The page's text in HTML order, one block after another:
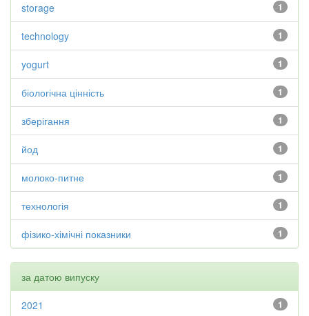
1
storage
1
technology
1
yogurt
1
біологічна цінність
1
зберігання
1
йод
1
молоко-питне
1
технологія
1
фізико-хімічні показники
за датою випуску
1
2021